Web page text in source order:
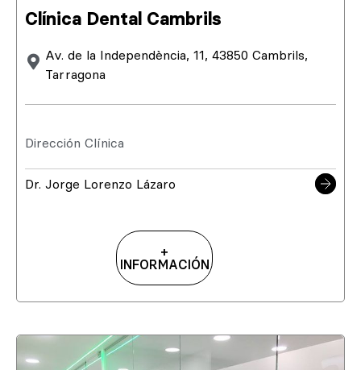
Clínica Dental Cambrils
Av. de la Independència, 11, 43850 Cambrils,
Tarragona
Dirección Clínica
Dr. Jorge Lorenzo Lázaro
+
INFORMACIÓN